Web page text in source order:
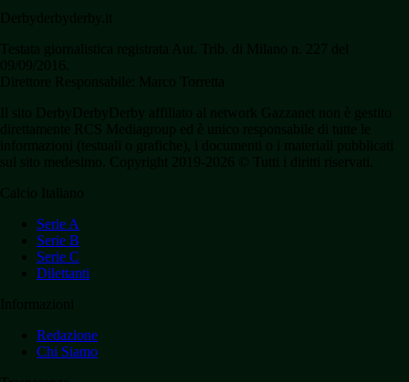
Serie A
Serie B
Serie C
Dilettanti
Redazione
Chi Siamo